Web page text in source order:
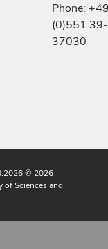
Phone:
(0)551 39-
37030
© 2026
of Sciences and